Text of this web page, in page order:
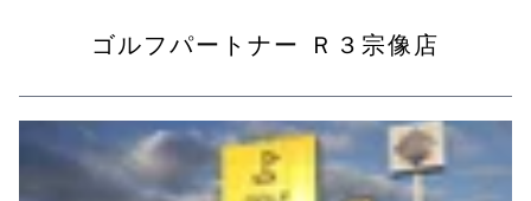
ゴルフパートナー Ｒ３宗像店